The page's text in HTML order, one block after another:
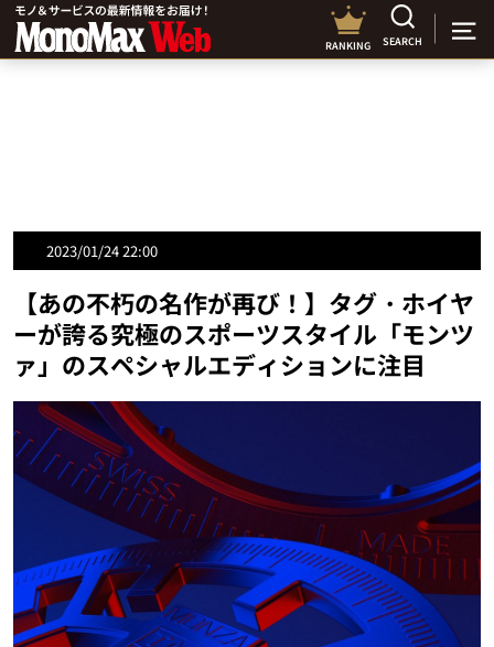
RANKING SEARCH
2023/01/24 22:00
【あの不朽の名作が再び！】タグ・ホイヤ
ーが誇る究極のスポーツスタイル「モンツ
ァ」のスペシャルエディションに注目